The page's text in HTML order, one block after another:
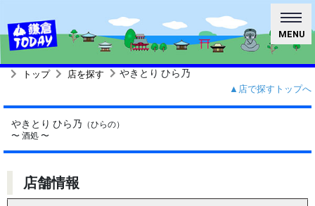
MENU
トップ 店を探す やきとり ひら乃
▲店で探すトップへ
やきとり ひら乃 （ひらの）
〜 酒処 〜
店舗情報